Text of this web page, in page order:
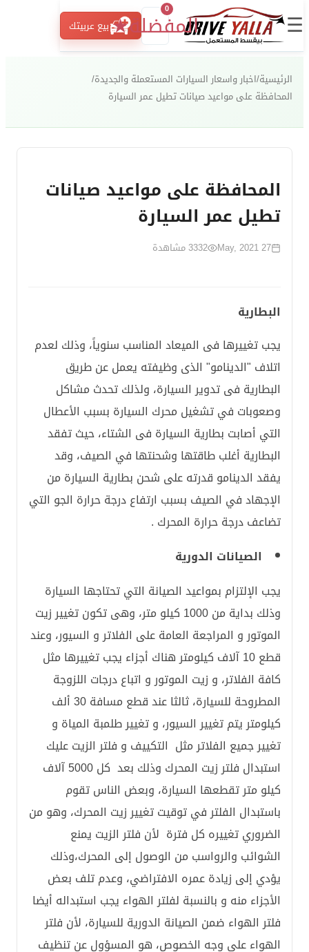
☰ المفضلة
0
★ بيع عربيتك
الرئيسية/اخبار واسعار السيارات المستعملة والجديدة/
المحافظة على مواعيد صيانات تطيل عمر السيارة
المحافظة على مواعيد صيانات
تطيل عمر السيارة
27 May, 2021
3332 مشاهدة
البطارية
يجب تغييرها فى الميعاد المناسب سنوياً، وذلك لعدم
اتلاف "الدينامو" الذى وظيفته يعمل عن طريق
البطارية فى تدوير السيارة، ولذلك تحدث مشاكل
وصعوبات في تشغيل محرك السيارة بسبب الأعطال
التي أصابت بطارية السيارة فى الشتاء، حيث تفقد
البطارية أغلب طاقتها وشحنتها في الصيف، وقد
يفقد الدينامو قدرته على شحن بطارية السيارة من
الإجهاد في الصيف بسبب ارتفاع درجة حرارة الجو التي
تضاعف درجة حرارة المحرك .
الصيانات الدورية
يجب الإلتزام بمواعيد الصيانة التي تحتاجها السيارة
وذلك بداية من 1000 كيلو متر، وهى تكون تغيير زيت
الموتور و المراجعة العامة على الفلاتر و السيور، وعند
قطع 10 آلاف كيلومتر هناك أجزاء يجب تغييرها مثل
كافة الفلاتر، و زيت الموتور و اتباع درجات اللزوجة
المطروحة للسيارة، ثالثا عند قطع مسافة 30 ألف
كيلومتر يتم تغيير السيور، و تغيير طلمبة المياة و
تغيير جميع الفلاتر مثل التكييف و فلتر الزيت عليك
استبدال فلتر زيت المحرك وذلك بعد كل 5000 آلاف
كيلو متر تقطعها السيارة، وبعض الناس تقوم
باستبدال الفلتر في توقيت تغيير زيت المحرك، وهو من
الضروري تغييره كل فترة لأن فلتر الزيت يمنع
الشوائب والرواسب من الوصول إلى المحرك،وذلك
يؤدي إلى زيادة عمره الافتراضي، وعدم تلف بعض
الأجزاء منه و بالنسبة لفلتر الهواء يجب استبداله أيضا
فلتر الهواء ضمن الصيانة الدورية للسيارة، لأن فلتر
الهواء على وجه الخصوص، هو المسؤول عن تنظيف